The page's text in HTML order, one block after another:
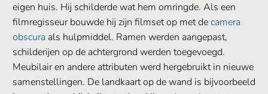
eigen huis. Hij schilderde wat hem omringde. Als een
filmregisseur bouwde hij zijn filmset op met decamera
obscura als hulpmiddel. Ramen werden aangepast,
schilderijen op de achtergrond werden toegevoegd.
Meubilair en andere attributen werd hergebruikt in nieuwe
samenstellingen. De landkaart op de wand is bijvoorbeeld